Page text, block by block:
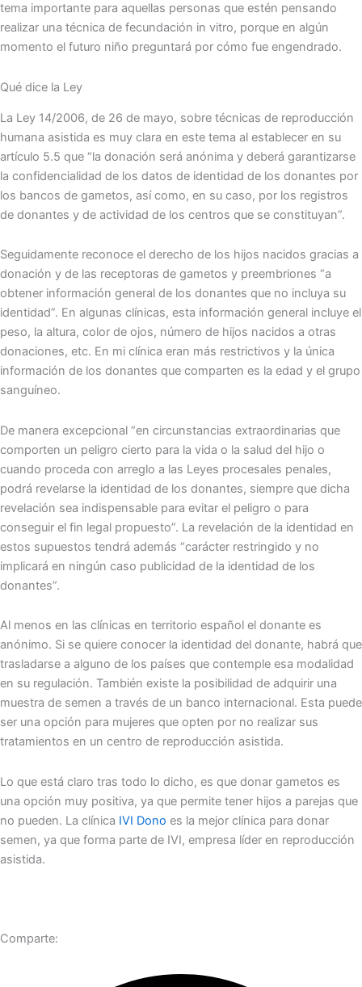
tema importante para aquellas personas que estén pensando
realizar una técnica de fecundación in vitro, porque en algún
momento el futuro niño preguntará por cómo fue engendrado.
Qué dice la Ley
La Ley 14/2006, de 26 de mayo, sobre técnicas de reproducción
humana asistida es muy clara en este tema al establecer en su
artículo 5.5 que “la donación será anónima y deberá garantizarse
la confidencialidad de los datos de identidad de los donantes por
los bancos de gametos, así como, en su caso, por los registros
de donantes y de actividad de los centros que se constituyan”.
Seguidamente reconoce el derecho de los hijos nacidos gracias a
donación y de las receptoras de gametos y preembriones “a
obtener información general de los donantes que no incluya su
identidad”. En algunas clínicas, esta información general incluye el
peso, la altura, color de ojos, número de hijos nacidos a otras
donaciones, etc. En mi clínica eran más restrictivos y la única
información de los donantes que comparten es la edad y el grupo
sanguíneo.
De manera excepcional “en circunstancias extraordinarias que
comporten un peligro cierto para la vida o la salud del hijo o
cuando proceda con arreglo a las Leyes procesales penales,
podrá revelarse la identidad de los donantes, siempre que dicha
revelación sea indispensable para evitar el peligro o para
conseguir el fin legal propuesto”. La revelación de la identidad en
estos supuestos tendrá además “carácter restringido y no
implicará en ningún caso publicidad de la identidad de los
donantes”.
Al menos en las clínicas en territorio español el donante es
anónimo. Si se quiere conocer la identidad del donante, habrá que
trasladarse a alguno de los países que contemple esa modalidad
en su regulación. También existe la posibilidad de adquirir una
muestra de semen a través de un banco internacional. Esta puede
ser una opción para mujeres que opten por no realizar sus
tratamientos en un centro de reproducción asistida.
Lo que está claro tras todo lo dicho, es que donar gametos es
una opción muy positiva, ya que permite tener hijos a parejas que
no pueden. La clínica IVI Dono es la mejor clínica para donar
semen, ya que forma parte de IVI, empresa líder en reproducción
asistida.
Comparte: